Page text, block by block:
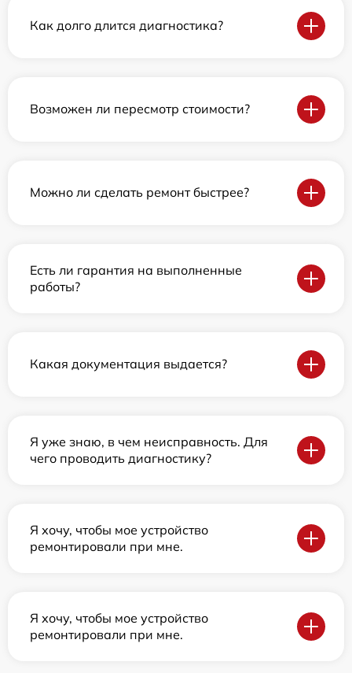
Как долго длится диагностика?
Возможен ли пересмотр стоимости?
Можно ли сделать ремонт быстрее?
Есть ли гарантия на выполненные
работы?
Какая документация выдается?
Я уже знаю, в чем неисправность. Для
чего проводить диагностику?
Я хочу, чтобы мое устройство
ремонтировали при мне.
Я хочу, чтобы мое устройство
ремонтировали при мне.